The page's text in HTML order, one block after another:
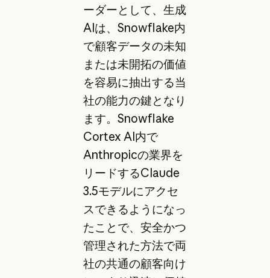
ーダーとして、生成
AIは、Snowflake内
で顧客データの未知
または未開拓の価値
を容易に抽出する当
社の能力の鍵となり
ます。Snowflake
Cortex AI内で
Anthropicの業界を
リードするClaude
3.5モデルにアクセ
スできるようになっ
たことで、安全かつ
管理された方法で両
社の共通の顧客向け